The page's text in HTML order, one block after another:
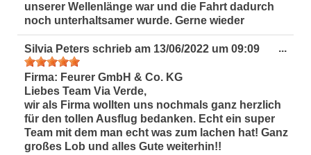
unserer Wellenlänge war und die Fahrt dadurch
noch unterhaltsamer wurde. Gerne wieder
Silvia Peters schrieb am 13/06/2022 um 09:09
Firma: Feurer GmbH & Co. KG
Liebes Team Via Verde,
wir als Firma wollten uns nochmals ganz herzlich
für den tollen Ausflug bedanken. Echt ein super
Team mit dem man echt was zum lachen hat! Ganz
großes Lob und alles Gute weiterhin!!
...